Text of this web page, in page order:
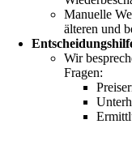
Manuelle
älteren und
Wir
Fragen: